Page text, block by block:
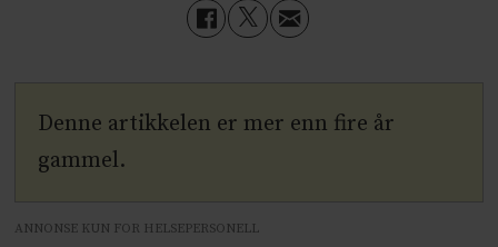
Denne artikkelen er mer enn fire år
gammel.
ANNONSE KUN FOR HELSEPERSONELL